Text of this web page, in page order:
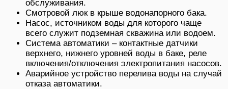
обслуживания.
Смотровой люк в крыше водонапорного бака.
Насос, источником воды для которого чаще
всего служит подземная скважина или водоем.
Система автоматики – контактные датчики
верхнего, нижнего уровней воды в баке, реле
включения/отключения электропитания насосов.
Аварийное устройство перелива воды на случай
отказа автоматики.